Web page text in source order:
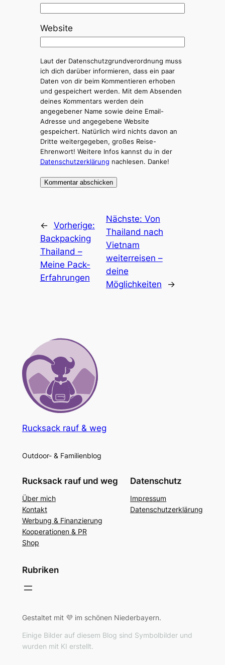
Website
Laut der Datenschutzgrundverordnung muss
ich dich darüber informieren, dass ein paar
Daten von dir beim Kommentieren erhoben
und gespeichert werden. Mit dem Absenden
deines Kommentars werden dein
angegebener Name sowie deine Email-
Adresse und angegebene Website
gespeichert. Natürlich wird nichts davon an
Dritte weitergegeben, großes Reise-
Ehrenwort! Weitere Infos kannst du in der
Datenschutzerklärung nachlesen. Danke!
← Vorherige:
Backpacking
Thailand –
Meine Pack-
Erfahrungen
Nächste: Von
Thailand nach
Vietnam
weiterreisen –
deine
Möglichkeiten
→
Rucksack rauf & weg
Outdoor- & Familienblog
Rucksack rauf und weg
Über mich
Kontakt
Werbung & Finanzierung
Kooperationen & PR
Shop
Datenschutz
Impressum
Datenschutzerklärung
Rubriken
Gestaltet mit 💜 im schönen Niederbayern.
Einige Bilder auf diesem Blog sind Symbolbilder und
wurden mit KI erstellt.